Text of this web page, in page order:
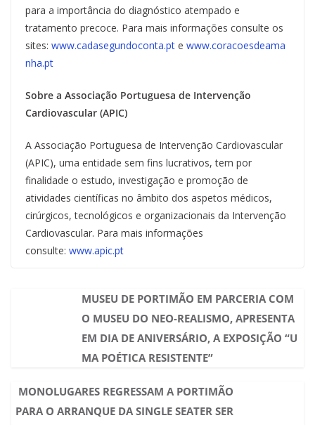
para a importância do diagnóstico atempado e
tratamento precoce. Para mais informações consulte os
sites: www.cadasegundoconta.pt e www.coracoesdeama
nha.pt
Sobre a Associação Portuguesa de Intervenção
Cardiovascular (APIC)
A Associação Portuguesa de Intervenção Cardiovascular
(APIC), uma entidade sem fins lucrativos, tem por
finalidade o estudo, investigação e promoção de
atividades científicas no âmbito dos aspetos médicos,
cirúrgicos, tecnológicos e organizacionais da Intervenção
Cardiovascular. Para mais informações
consulte: www.apic.pt
MUSEU DE PORTIMÃO EM PARCERIA COM
O MUSEU DO NEO-REALISMO, APRESENTA
EM DIA DE ANIVERSÁRIO, A EXPOSIÇÃO “U
MA POÉTICA RESISTENTE”
MONOLUGARES REGRESSAM A PORTIMÃO
PARA O ARRANQUE DA SINGLE SEATER SER